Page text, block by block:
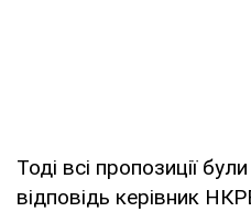
Тоді всі пропозиції
відповідь керівник